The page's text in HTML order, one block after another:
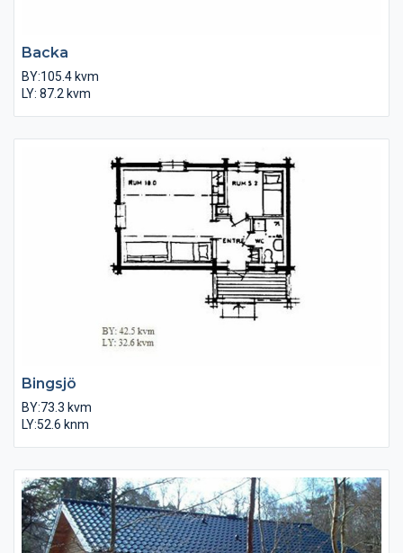
Backa
BY:105.4 kvm
LY: 87.2 kvm
Bingsjö
BY:73.3 kvm
LY:52.6 knm